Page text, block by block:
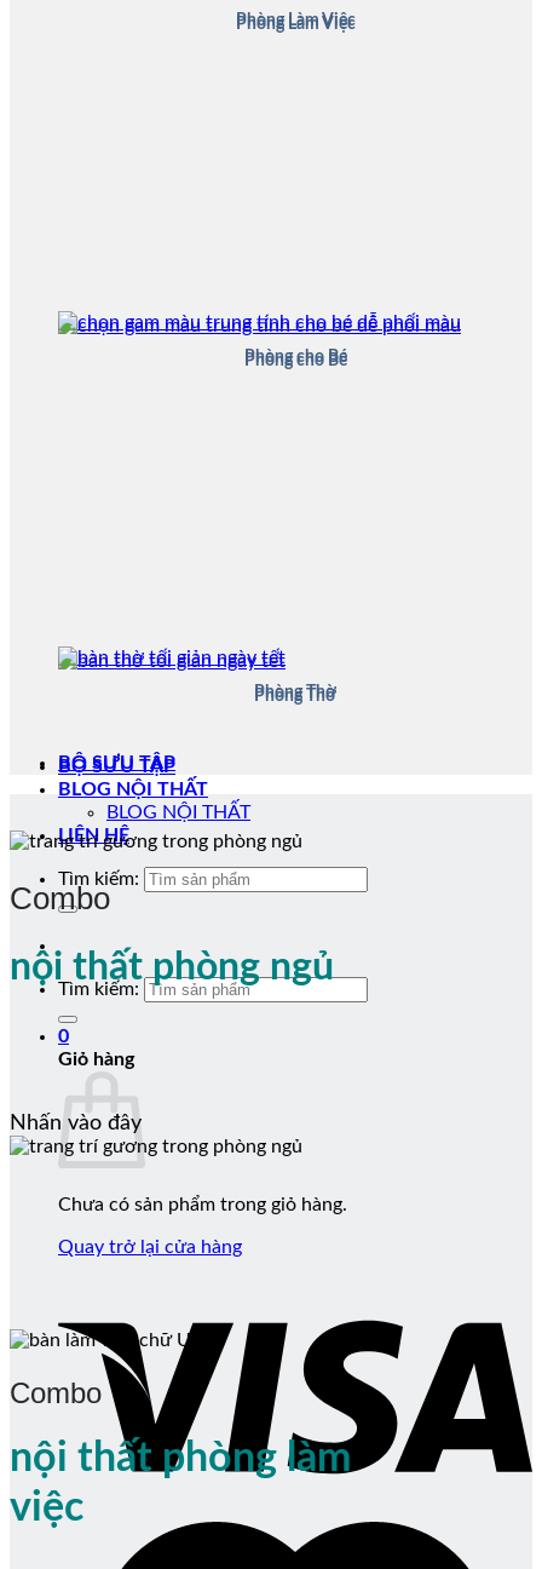
Phòng Làm Việc
Phòng cho Bé
Phòng Thờ
BỘ SƯU TẬP
BLOG NỘI THẤT
BLOG NỘI THẤT
LIÊN HỆ
Tìm kiếm:
Tìm kiếm:
0
Giỏ hàng
Chưa có sản phẩm trong giỏ hàng.
Quay trở lại cửa hàng
Phòng Làm Việc
Phòng cho Bé
Phòng Thờ
BỘ SƯU TẬP
Combo
nội thất phòng ngủ
Nhấn vào đây
Combo
nội thất phòng làm
việc